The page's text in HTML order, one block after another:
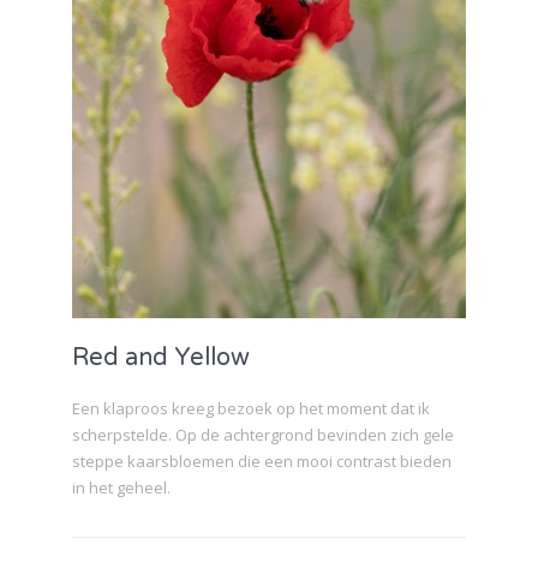
Red and Yellow
Een klaproos kreeg bezoek op het moment dat ik
scherpstelde. Op de achtergrond bevinden zich gele
steppe kaarsbloemen die een mooi contrast bieden
in het geheel.